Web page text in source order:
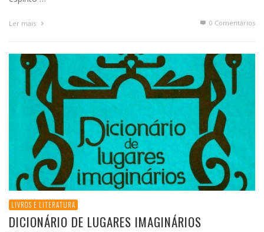
Ler mais 0 Comentários
LIVROS E LITERATURA
DICIONÁRIO DE LUGARES IMAGINÁRIOS